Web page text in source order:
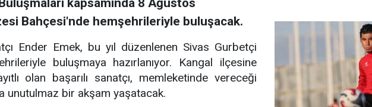
kapsamında 8 Ağustos
Bahçesi'nde hemşehrileriyle buluşacak.
Ender Emek, bu yıl düzenlenen Sivas Gurbetçi
buluşmaya hazırlanıyor. Kangal ilçesine
olan başarılı sanatçı, memleketinde vereceği
unutulmaz bir akşam yaşatacak.